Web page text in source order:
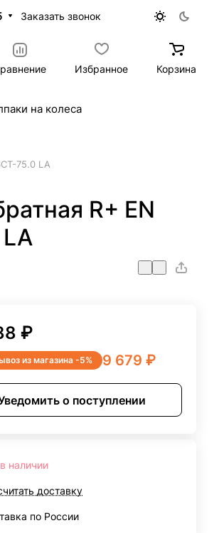
Заказать звонок
Избранное Корзина
на колеса
75.0 LA
R+ EN
₽
из магазина -5% 9 679 ₽
о поступлении
наличии
доставку
по России